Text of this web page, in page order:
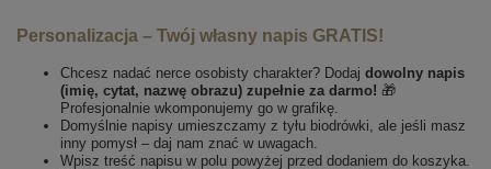
Personalizacja – Twój własny napis GRATIS!
Chcesz nadać nerce osobisty charakter? Dodaj dowolny napis
(imię, cytat, nazwę obrazu) zupełnie za darmo! 🎁
Profesjonalnie wkomponujemy go w grafikę.
Domyślnie napisy umieszczamy z tyłu biodrówki, ale jeśli masz
inny pomysł – daj nam znać w uwagach.
Wpisz treść napisu w polu powyżej przed dodaniem do koszyka.